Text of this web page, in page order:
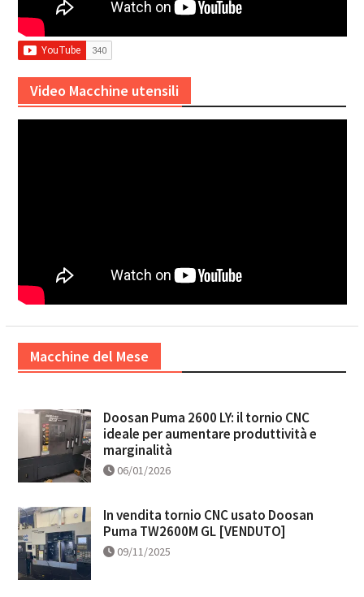
Video Macchine utensili
Macchine del Mese
Doosan Puma 2600 LY: il tornio CNC
ideale per aumentare produttività e
marginalità
06/01/2026
In vendita tornio CNC usato Doosan
Puma TW2600M GL [VENDUTO]
09/11/2025